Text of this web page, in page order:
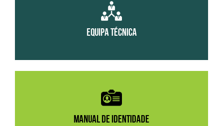
EQUIPA TÉCNICA
MANUAL DE IDENTIDADE